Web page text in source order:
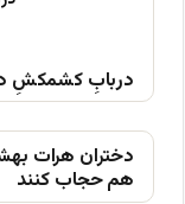
دربابِ کشمکشِ
دختران هرات
هم حجاب کنند